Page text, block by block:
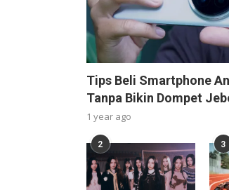
Tips Beli Smartphone
Tanpa Bikin Dompet
1 year ago
2 3